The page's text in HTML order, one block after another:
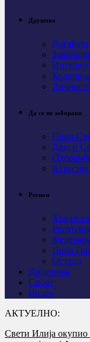
Друштво
Догађаји
Да се не заборави
Први
Други
Регион
Хрватска
Црна
Остало
Дијаспора
Спорт
Видео
АКТУЕЛНО:
„Олуја је погром“: